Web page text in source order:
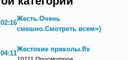
02:16
Жесть.Очень
смешно.Смотреть всем=)
04:11
Жестокие приколы.flv